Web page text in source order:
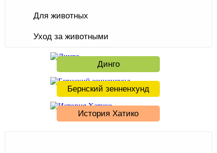
Для животных
Уход за животными
Динго
Бернский зенненхунд
История Хатико